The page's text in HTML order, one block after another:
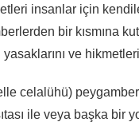
insanlar için
bir kısmına
ve
celalühü)
ile veya başka bir